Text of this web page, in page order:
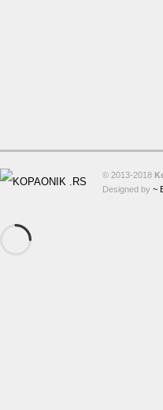
© 2013-2018
Designed by ~